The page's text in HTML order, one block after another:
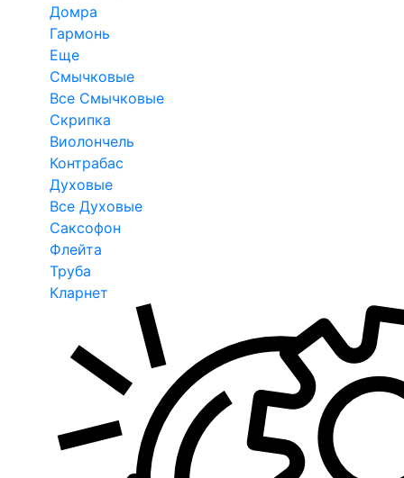
Домра
Гармонь
Еще
Смычковые
Все Смычковые
Скрипка
Виолончель
Контрабас
Духовые
Все Духовые
Саксофон
Флейта
Труба
Кларнет